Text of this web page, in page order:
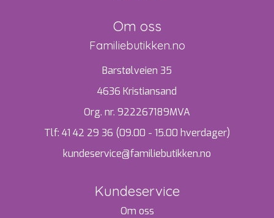
Om oss
Familiebutikken.no
Barstølveien 35
4636 Kristiansand
Org. nr. 922267189MVA
Tlf: 41 42 29 36 (09.00 - 15.00 hverdager)
kundeservice@familiebutikken.no
Kundeservice
Om oss